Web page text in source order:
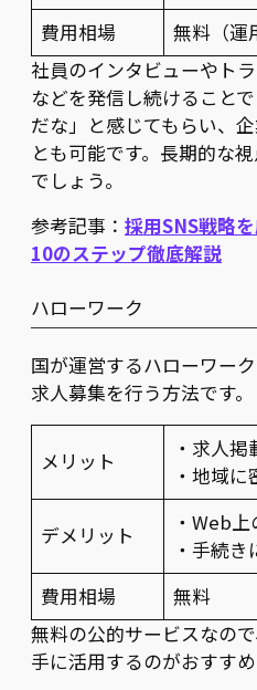
費用相場
無料（運
社員のインタビューやト
などを発信し続けること
だな」と感じてもらい、
とも可能です。長期的な
でしょう。
参考記事： 採用SNS戦略
10のステップ徹底解説
ハローワーク
国が運営するハローワー
求人募集を行う方法です。
メリット
・求人
・地域
デメリット
・Web
・手続
費用相場
無料
無料の公的サービスなの
手に活用するのがおすすめ